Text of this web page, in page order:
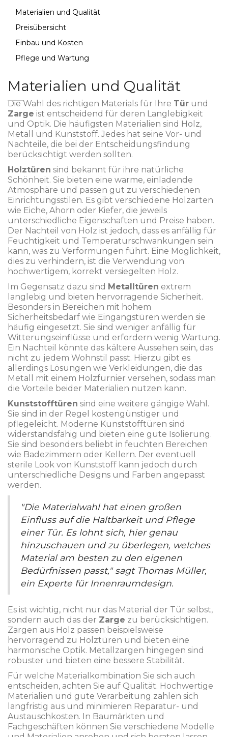
Materialien und Qualität
Preisübersicht
Einbau und Kosten
Pflege und Wartung
Materialien und Qualität
Die Wahl des richtigen Materials für Ihre Tür und
Zarge ist entscheidend für deren Langlebigkeit
und Optik. Die häufigsten Materialien sind Holz,
Metall und Kunststoff. Jedes hat seine Vor- und
Nachteile, die bei der Entscheidungsfindung
berücksichtigt werden sollten.
Holztüren sind bekannt für ihre natürliche
Schönheit. Sie bieten eine warme, einladende
Atmosphäre und passen gut zu verschiedenen
Einrichtungsstilen. Es gibt verschiedene Holzarten
wie Eiche, Ahorn oder Kiefer, die jeweils
unterschiedliche Eigenschaften und Preise haben.
Der Nachteil von Holz ist jedoch, dass es anfällig für
Feuchtigkeit und Temperaturschwankungen sein
kann, was zu Verformungen führt. Eine Möglichkeit,
dies zu verhindern, ist die Verwendung von
hochwertigem, korrekt versiegelten Holz.
Im Gegensatz dazu sind Metalltüren extrem
langlebig und bieten hervorragende Sicherheit.
Besonders in Bereichen mit hohem
Sicherheitsbedarf wie Eingangstüren werden sie
häufig eingesetzt. Sie sind weniger anfällig für
Witterungseinflüsse und erfordern wenig Wartung.
Ein Nachteil könnte das kältere Aussehen sein, das
nicht zu jedem Wohnstil passt. Hierzu gibt es
allerdings Lösungen wie Verkleidungen, die das
Metall mit einem Holzfurnier versehen, sodass man
die Vorteile beider Materialien nutzen kann.
Kunststofftüren sind eine weitere gängige Wahl.
Sie sind in der Regel kostengünstiger und
pflegeleicht. Moderne Kunststofftüren sind
widerstandsfähig und bieten eine gute Isolierung.
Sie sind besonders beliebt in feuchten Bereichen
wie Badezimmern oder Kellern. Der eventuell
sterile Look von Kunststoff kann jedoch durch
unterschiedliche Designs und Farben angepasst
werden.
"Die Materialwahl hat einen großen
Einfluss auf die Haltbarkeit und Pflege
einer Tür. Es lohnt sich, hier genau
hinzuschauen und zu überlegen, welches
Material am besten zu den eigenen
Bedürfnissen passt," sagt Thomas Müller,
ein Experte für Innenraumdesign.
Es ist wichtig, nicht nur das Material der Tür selbst,
sondern auch das der Zarge zu berücksichtigen.
Zargen aus Holz passen beispielsweise
hervorragend zu Holztüren und bieten eine
harmonische Optik. Metallzargen hingegen sind
robuster und bieten eine bessere Stabilität.
Für welche Materialkombination Sie sich auch
entscheiden, achten Sie auf Qualität. Hochwertige
Materialien und gute Verarbeitung zahlen sich
langfristig aus und minimieren Reparatur- und
Austauschkosten. In Baumärkten und
Fachgeschäften können Sie verschiedene Modelle